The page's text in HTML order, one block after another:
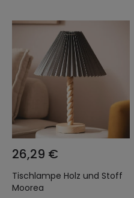
26,29 €
Tischlampe Holz und Stoff
Moorea